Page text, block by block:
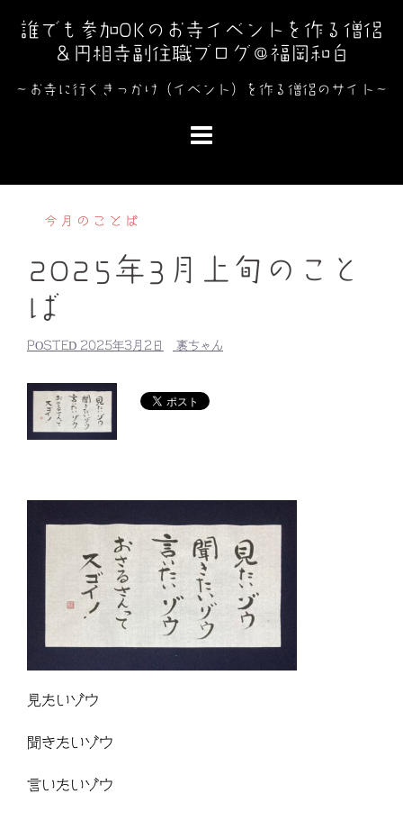
キ
誰でも参加OKのお寺イベントを作る僧侶
＆円相寺副住職ブログ＠福岡和白
～お寺に行くきっかけ（イベント）を作る僧侶のサイト～
今月のことば
2025年3月上旬のこと
ば
POSTED 2025年3月2日 裏ちゃん
見たいゾウ
聞きたいゾウ
言いたいゾウ